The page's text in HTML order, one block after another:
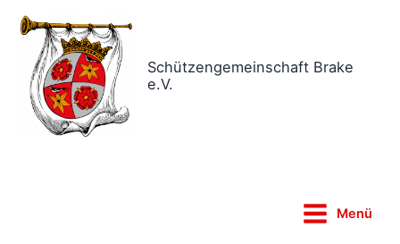
Inhalt
springen
Schützengemeinschaft Brake
e.V.
Menu
Menü